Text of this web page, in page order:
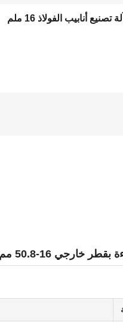
آلة تصنيع أنابيب الفولاذ 16 ملم
خارجي 16-50.8 مم